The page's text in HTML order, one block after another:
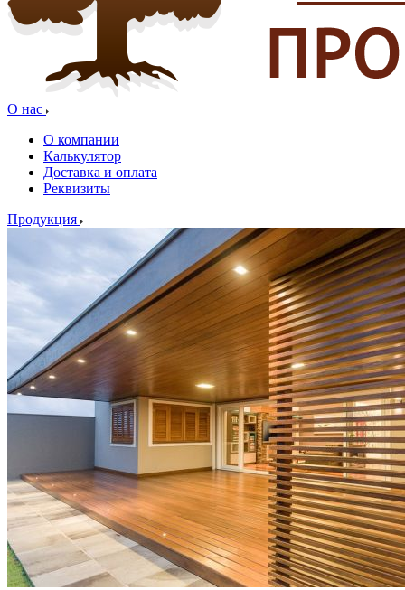
О нас
О компании
Калькулятор
Доставка и оплата
Реквизиты
Продукция